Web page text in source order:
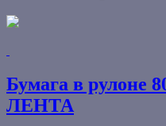
Бумага в
ЛЕНТА